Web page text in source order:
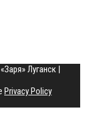
Луганск |
Privacy Policy